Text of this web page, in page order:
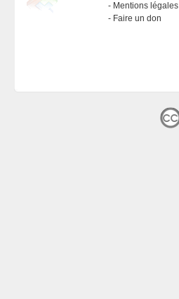
Mentions légales
Faire un don